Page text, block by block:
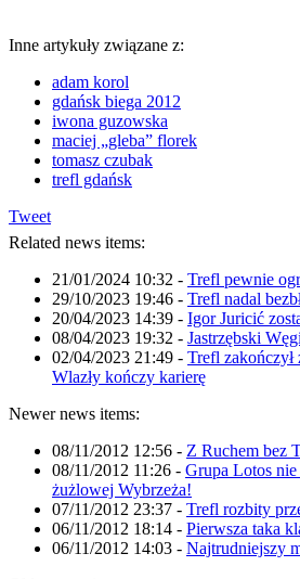
Inne artykuły związane z:
adam korol
gdańsk biega 2012
iwona guzowska
maciej „gleba” florek
tomasz czubak
trefl gdańsk
Tweet
Related news items:
21/01/2024 10:32 - Trefl pewnie
29/10/2023 19:46 - Trefl nadal
20/04/2023 14:39 - Igor Juricić
08/04/2023 19:32 - Jastrzębski
02/04/2023 21:49 - Trefl zakończył
Wlazły kończy karierę
Newer news items:
08/11/2012 12:56 - Z Ruchem bez
08/11/2012 11:26 - Grupa Lotos nie
żużlowej Wybrzeża!
07/11/2012 23:37 - Trefl rozbity
06/11/2012 18:14 - Pierwsza taka
06/11/2012 14:03 - Najtrudniejszy